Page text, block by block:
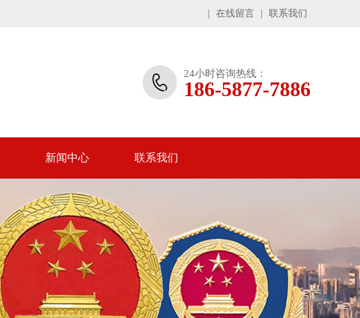
在线留言 联系我们
24小时咨询热线：
186-5877-7886
新闻中心 联系我们